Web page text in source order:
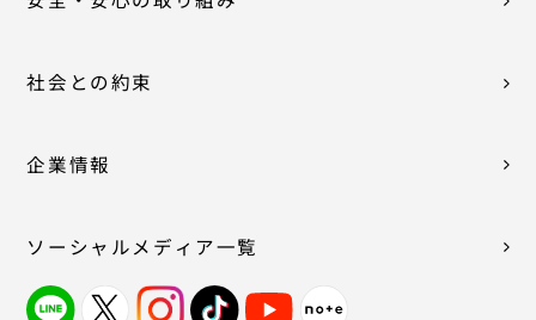
社会との約束
企業情報
ソーシャルメディア一覧